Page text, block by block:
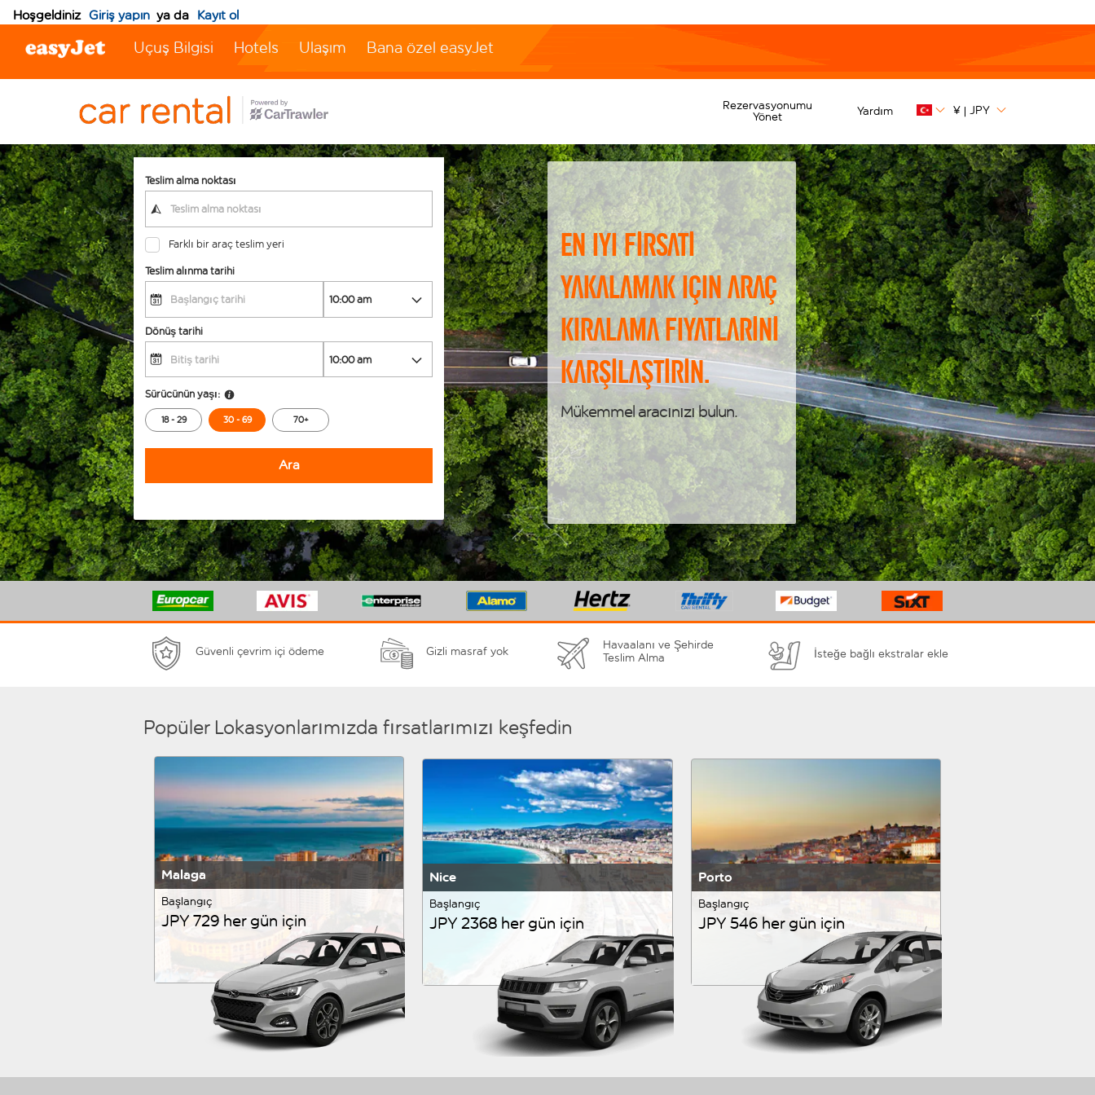
Hoşgeldiniz Giriş yapın ya da Kayıt ol
Uçuş Bilgisi Hotels Ulaşım Bana özel easyJet
Rezervasyonumu
Yönet
Yardım ¥ | JPY
Teslim alma noktası
Farklı bir araç teslim yeri
Teslim alınma tarihi
Dönüş tarihi
Sürücünün yaşı:
18 - 29 30 - 69 70+
Ara
En iyi fırsatı
yakalamak için araç
kiralama fiyatlarını
karşılaştırın.
Mükemmel aracınızı bulun.
Güvenli çevrim içi ödeme Gizli masraf yok
Havaalanı ve Şehirde
Teslim Alma
İsteğe bağlı ekstralar ekle
Popüler Lokasyonlarımızda fırsatlarımızı keşfedin
Malaga
Başlangıç
JPY 729 her gün için
Nice
Başlangıç
JPY 2368 her gün için
Porto
Başlangıç
JPY 546 her gün için